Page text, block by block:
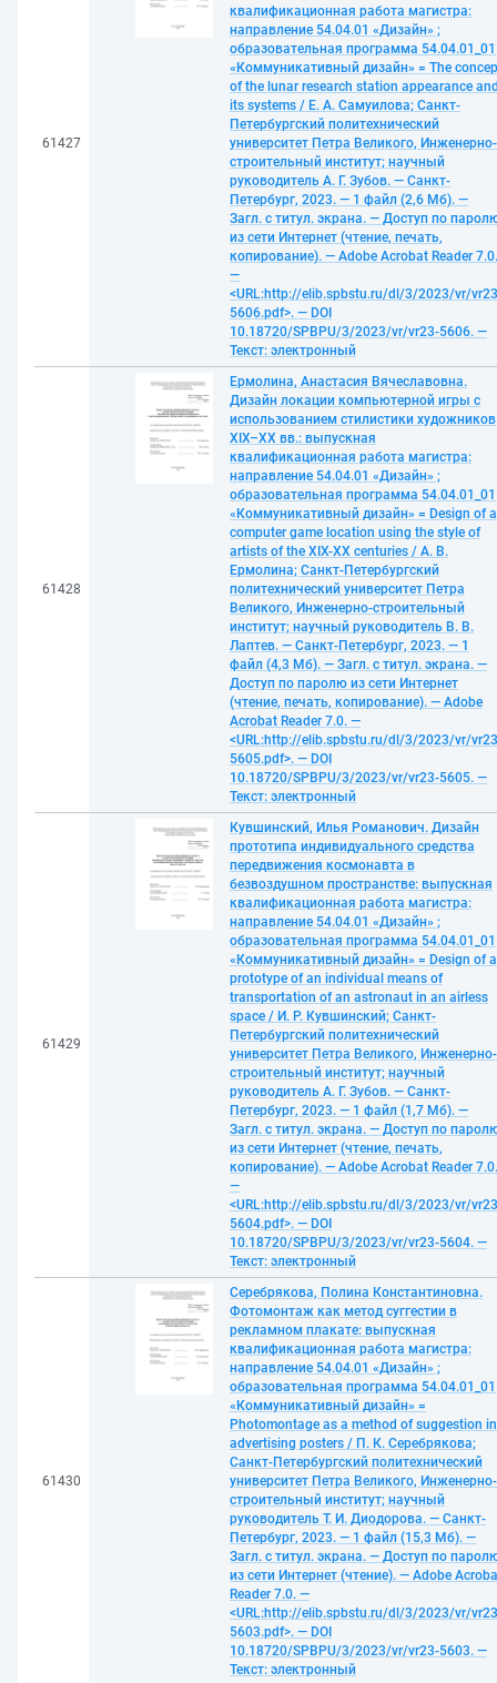
61427
квалификационная работа магистра:
направление 54.04.01 «Дизайн» ;
образовательная программа 54.04.01_01
«Коммуникативный дизайн» = The
of the lunar research station appearance
its systems / Е. А. Самуилова; Санкт-
Петербургский политехнический
университет Петра Великого, Инженерно-
строительный институт; научный
руководитель А. Г. Зубов. — Санкт-
Петербург, 2023. — 1 файл (2,6 Мб). —
Загл. с титул. экрана. — Доступ по
из сети Интернет (чтение, печать,
копирование). — Adobe Acrobat Reader 7.0.
—
<URL:http://elib.spbstu.ru/dl/3/2023/vr/
5606.pdf>. — DOI
10.18720/SPBPU/3/2023/vr/vr23-5606. —
Текст: электронный
61428
Ермолина, Анастасия Вячеславовна.
Дизайн локации компьютерной игры с
использованием стилистики художников
XIX–XX вв.: выпускная
квалификационная работа магистра:
направление 54.04.01 «Дизайн» ;
образовательная программа 54.04.01_01
«Коммуникативный дизайн» = Design of a
computer game location using the style of
artists of the XIX-XX centuries / А. В.
Ермолина; Санкт-Петербургский
политехнический университет Петра
Великого, Инженерно-строительный
институт; научный руководитель В. В.
Лаптев. — Санкт-Петербург, 2023. — 1
файл (4,3 Мб). — Загл. с титул. экрана. —
Доступ по паролю из сети Интернет
(чтение, печать, копирование). — Adobe
Acrobat Reader 7.0. —
<URL:http://elib.spbstu.ru/dl/3/2023/vr/
5605.pdf>. — DOI
10.18720/SPBPU/3/2023/vr/vr23-5605. —
Текст: электронный
61429
Кувшинский, Илья Романович. Дизайн
прототипа индивидуального средства
передвижения космонавта в
безвоздушном пространстве: выпускная
квалификационная работа магистра:
направление 54.04.01 «Дизайн» ;
образовательная программа 54.04.01_01
«Коммуникативный дизайн» = Design of a
prototype of an individual means of
transportation of an astronaut in an airless
space / И. Р. Кувшинский; Санкт-
Петербургский политехнический
университет Петра Великого, Инженерно-
строительный институт; научный
руководитель А. Г. Зубов. — Санкт-
Петербург, 2023. — 1 файл (1,7 Мб). —
Загл. с титул. экрана. — Доступ по
из сети Интернет (чтение, печать,
копирование). — Adobe Acrobat Reader 7.0.
—
<URL:http://elib.spbstu.ru/dl/3/2023/vr/
5604.pdf>. — DOI
10.18720/SPBPU/3/2023/vr/vr23-5604. —
Текст: электронный
61430
Серебрякова, Полина Константиновна.
Фотомонтаж как метод суггестии в
рекламном плакате: выпускная
квалификационная работа магистра:
направление 54.04.01 «Дизайн» ;
образовательная программа 54.04.01_01
«Коммуникативный дизайн» =
Photomontage as a method of suggestion in
advertising posters / П. К. Серебрякова;
Санкт-Петербургский политехнический
университет Петра Великого, Инженерно-
строительный институт; научный
руководитель Т. И. Диодорова. — Санкт-
Петербург, 2023. — 1 файл (15,3 Мб). —
Загл. с титул. экрана. — Доступ по
из сети Интернет (чтение). — Adobe
Reader 7.0. —
<URL:http://elib.spbstu.ru/dl/3/2023/vr/
5603.pdf>. — DOI
10.18720/SPBPU/3/2023/vr/vr23-5603. —
Текст: электронный